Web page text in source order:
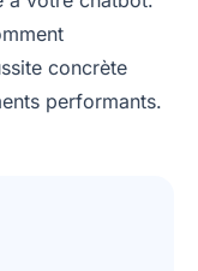
concrète
performants.